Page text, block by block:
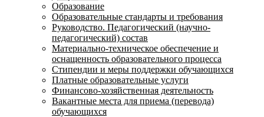
Образование
Образовательные стандарты и требования
Руководство. Педагогический (научно-
педагогический) состав
Материально-техническое обеспечение и
оснащенность образовательного процесса
Стипендии и меры поддержки обучающихся
Платные образовательные услуги
Финансово-хозяйственная деятельность
Вакантные места для приема (перевода)
обучающихся